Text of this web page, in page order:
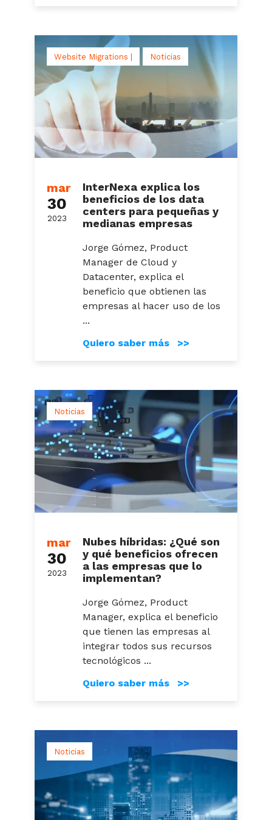
mar
30
2023
Website Migrations | Noticias
InterNexa explica los
beneficios de los data
centers para pequeñas y
medianas empresas
Jorge Gómez, Product
Manager de Cloud y
Datacenter, explica el
beneficio que obtienen las
empresas al hacer uso de los
...
Quiero saber más >>
mar
30
2023
Noticias
Nubes híbridas: ¿Qué son
y qué beneficios ofrecen
a las empresas que lo
implementan?
Jorge Gómez, Product
Manager, explica el beneficio
que tienen las empresas al
integrar todos sus recursos
tecnológicos ...
Quiero saber más >>
Noticias